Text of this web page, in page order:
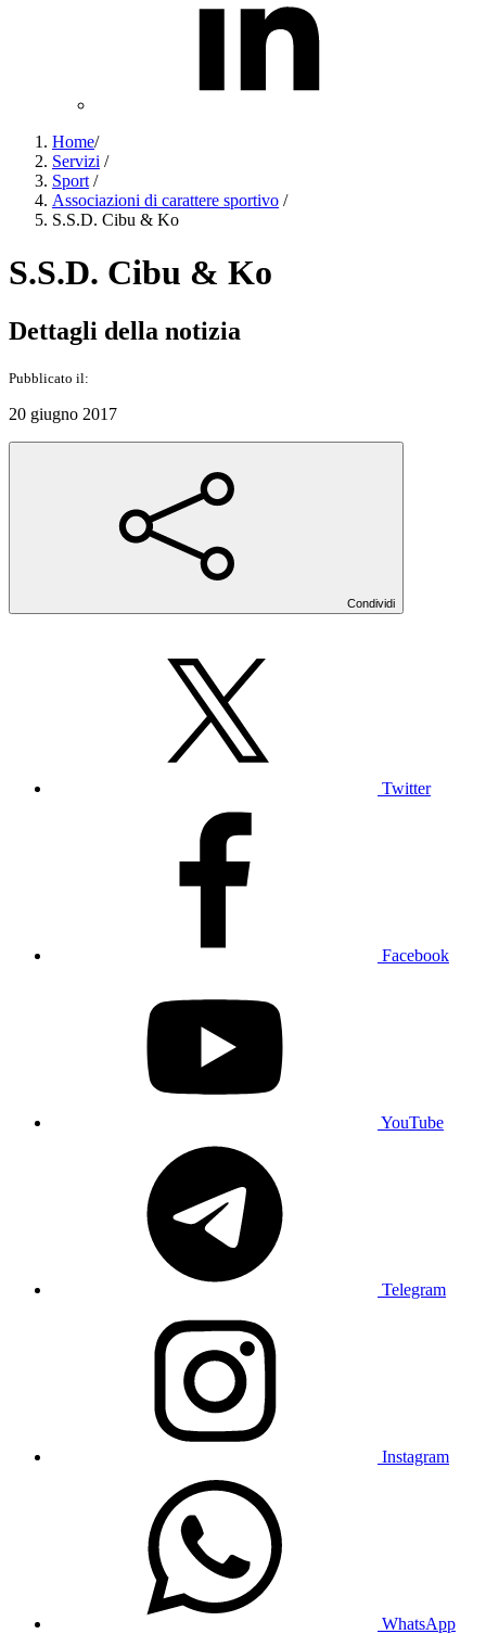
Home/
Servizi /
Sport /
Associazioni di carattere sportivo /
S.S.D. Cibu & Ko
S.S.D. Cibu & Ko
Dettagli della notizia
Pubblicato il:
20 giugno 2017
Condividi
Twitter
Facebook
YouTube
Telegram
Instagram
WhatsApp